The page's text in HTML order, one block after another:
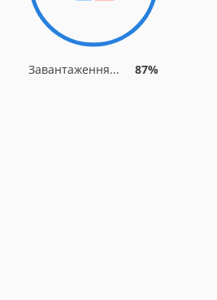
Завантаження... 87%